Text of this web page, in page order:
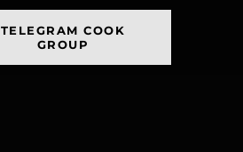
TELEGRAM COOK
GROUP